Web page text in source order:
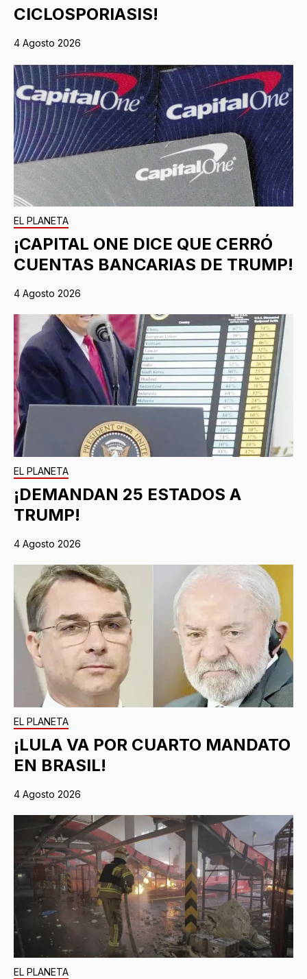
CICLOSPORIASIS!
4 Agosto 2026
EL PLANETA
¡CAPITAL ONE DICE QUE CERRÓ
CUENTAS BANCARIAS DE TRUMP!
4 Agosto 2026
EL PLANETA
¡DEMANDAN 25 ESTADOS A
TRUMP!
4 Agosto 2026
EL PLANETA
¡LULA VA POR CUARTO MANDATO
EN BRASIL!
4 Agosto 2026
EL PLANETA